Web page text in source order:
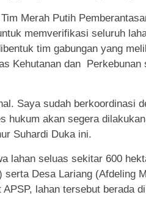
Merah Putih
memverifikasi seluruh
tim gabungan yang
Kehutanan dan
Saya sudah berkoordinasi
hukum akan segera
Suhardi Duka ini.
lahan seluas sekitar 600
serta Desa Lariang (Afdeling
lahan tersebut berada